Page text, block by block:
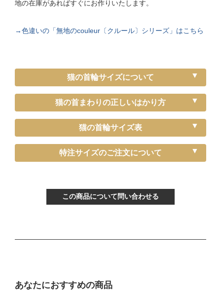
地の在庫があればすぐにお作りいたします。
→色違いの「無地のcouleur〔クルール〕シリーズ」はこちら
猫の首輪サイズについて
猫の首まわりの正しいはかり方
猫の首輪サイズ表
《特注》Sサイズ
首輪サイズ（-5cm特注）
Mサイズ
普通サイズ
特注サイズのご注文について
この商品について問い合わせる
あなたにおすすめの商品